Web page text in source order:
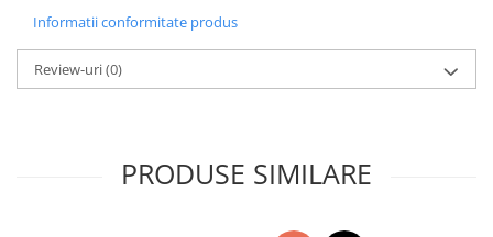
digestia normală.
Informatii conformitate produs
Review-uri(0)
PRODUSE SIMILARE